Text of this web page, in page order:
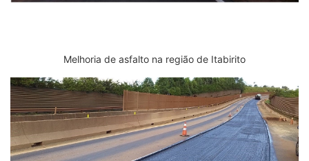
Melhoria de asfalto na região de Itabirito